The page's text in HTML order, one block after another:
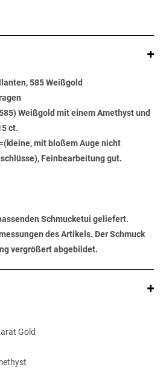
585 Weißgold
Weißgold mit einem Amethyst und
ct.
mit bloßem Auge nicht
Feinbearbeitung gut.
Schmucketui geliefert.
des Artikels. Der Schmuck
vergrößert abgebildet.
Gold